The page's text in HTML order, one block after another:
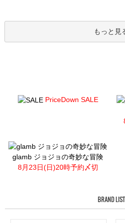
もっと見
PriceDown SALE
glamb ジョジョの奇妙な冒険
8月23日(日)20時予約〆切
BRAND LIST